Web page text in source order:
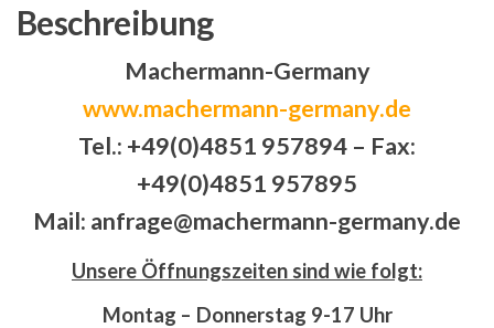
Beschreibung
Machermann-Germany
www.machermann-germany.de
Tel.: +49(0)4851 957894 – Fax:
+49(0)4851 957895
Mail: anfrage@machermann-germany.de
Unsere Öffnungszeiten sind wie folgt:
Montag – Donnerstag 9-17 Uhr